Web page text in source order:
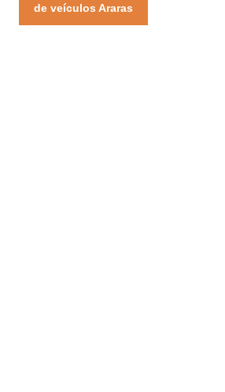
de veículos Araras